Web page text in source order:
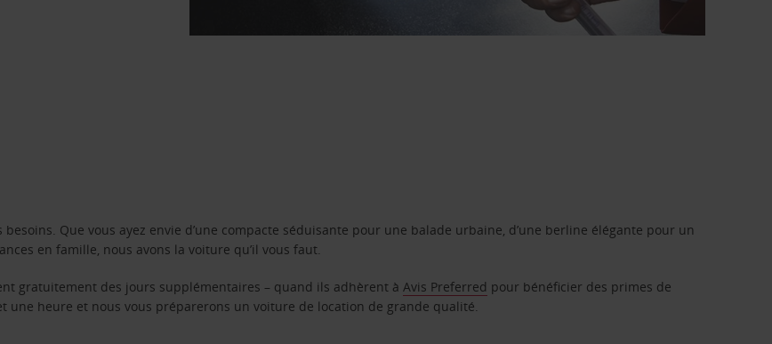
Que vous ayez envie d’une compacte séduisante pour une balade urbaine, d’une berline élégante pour un
en famille, nous avons la voiture qu’il vous faut.
gratuitement des jours supplémentaires – quand ils adhèrent àAvis Preferred pour bénéficier des primes de
heure et nous vous préparerons un voiture de location de grande qualité.